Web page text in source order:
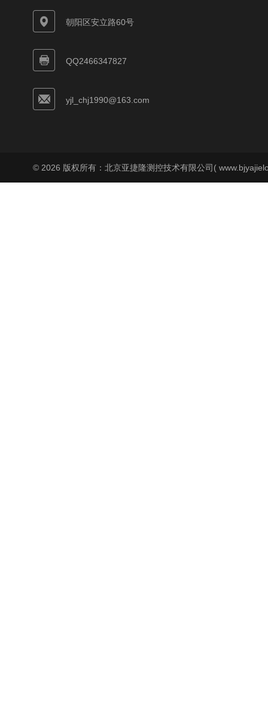
朝阳区安立路60号
QQ2466347827
yjl_chj1990@163.com
© 2026 版权所有：北京亚捷隆测控技术有限公司(